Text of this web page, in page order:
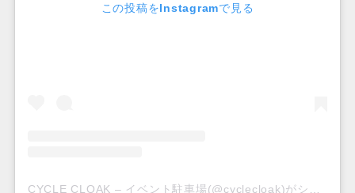
この投稿をInstagramで見る